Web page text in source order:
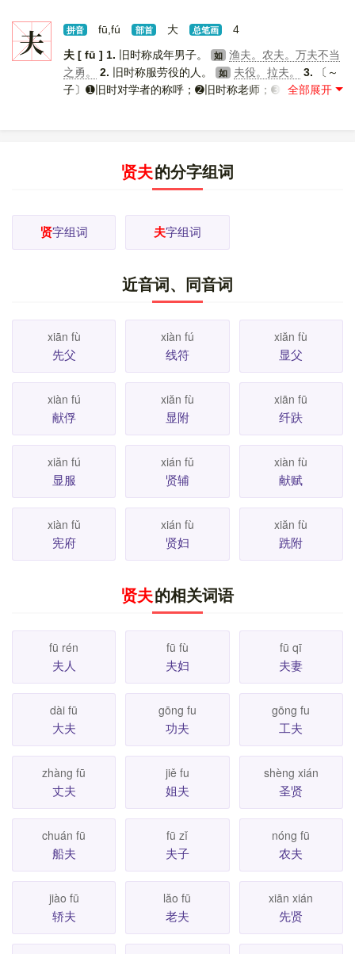
夫 拼音 fū,fú 部首 大 总笔画
4
夫 [ fū ] 1. 旧时称成年男子。 如
渔夫。农夫。万夫不当
之勇。
2. 旧时称服劳役的人。 如 夫役。拉夫。 3. 〔～
子〕➊旧时对学者的称呼；➋旧时称老师；➌旧时妻称
贤夫的分字组词
贤字组词 夫字组词
近音词、同音词
xiān fù
先父
xiàn fú
线符
xiăn fù
显父
xiàn fú
献俘
xiăn fù
显附
xiān fū
纤趺
xiăn fú
显服
xián fǔ
贤辅
xiàn fù
献赋
xiàn fǔ
宪府
xián fù
贤妇
xiăn fù
跣附
贤夫的相关词语
fū rén
夫人
fū fù
夫妇
fū qī
夫妻
dài fū
大夫
gōng fu
功夫
gōng fu
工夫
zhàng fū
丈夫
jiě fu
姐夫
shèng xián
圣贤
chuán fū
船夫
fū zǐ
夫子
nóng fū
农夫
jiào fū
轿夫
lăo fū
老夫
xiān xián
先贤